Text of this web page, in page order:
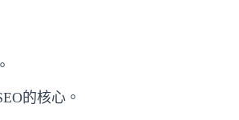
的核心。